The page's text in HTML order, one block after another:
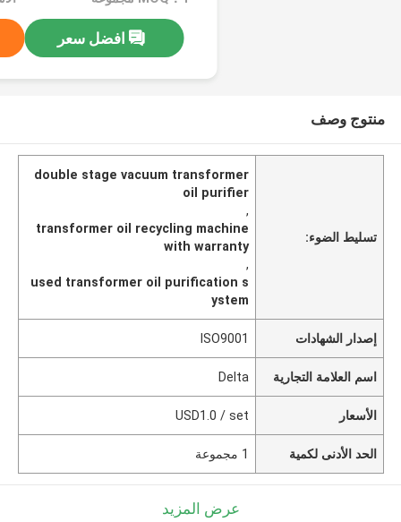
افضل سعر
منتوج وصف
تسليط الضوء:
double stage vacuum transformer
oil purifier
,
transformer oil recycling machine
with warranty
,
used transformer oil purification s
ystem
إصدار الشهادات ISO9001
اسم العلامة التجارية Delta
الأسعار USD1.0 / set
الحد الأدنى لكمية 1 مجموعة
عرض المزيد